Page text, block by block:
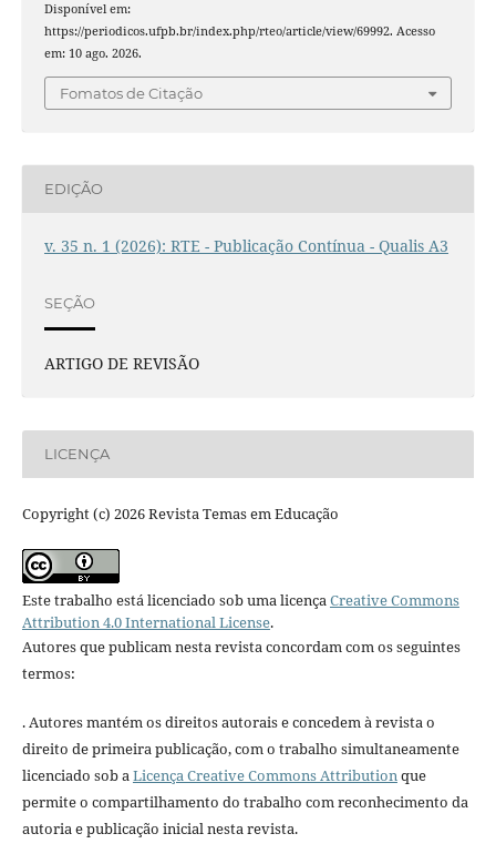
Disponível em:
https://periodicos.ufpb.br/index.php/rteo/article/view/69992. Acesso
em: 10 ago. 2026.
Fomatos de Citação
EDIÇÃO
v. 35 n. 1 (2026): RTE - Publicação Contínua - Qualis A3
SEÇÃO
ARTIGO DE REVISÃO
LICENÇA
Copyright (c) 2026 Revista Temas em Educação
Este trabalho está licenciado sob uma licençaCreative Commons
Attribution 4.0 International License.
Autores que publicam nesta revista concordam com os seguintes
termos:
. Autores mantém os direitos autorais e concedem à revista o
direito de primeira publicação, com o trabalho simultaneamente
licenciado sob aLicença Creative Commons Attributionque
permite o compartilhamento do trabalho com reconhecimento da
autoria e publicação inicial nesta revista.